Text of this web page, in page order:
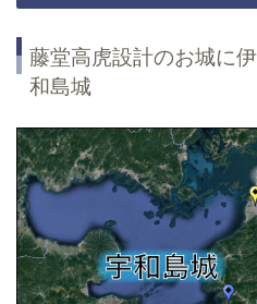
藤堂高虎設計のお城に
和島城